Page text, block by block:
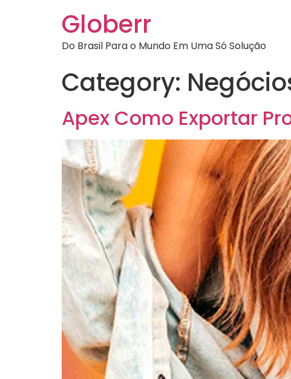
Globerr
Do Brasil Para o Mundo Em Uma Só Solução
Category:
Apex Como Exportar